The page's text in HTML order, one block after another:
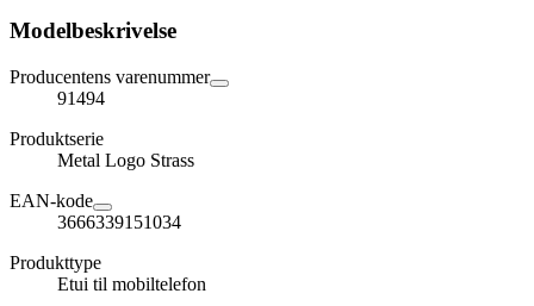
Modelbeskrivelse
Producentens varenummer
91494
Produktserie
Metal Logo Strass
EAN-kode
3666339151034
Produkttype
Etui til mobiltelefon